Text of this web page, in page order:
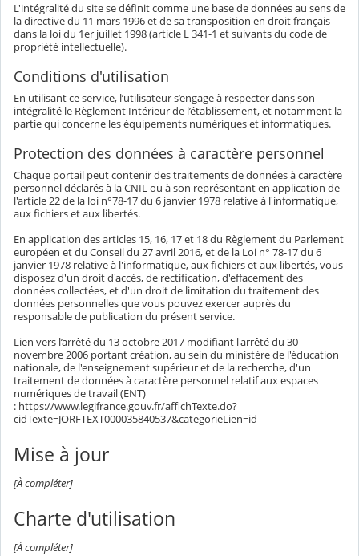
L'intégralité du site se définit comme une base de données au sens de
la directive du 11 mars 1996 et de sa transposition en droit français
dans la loi du 1er juillet 1998 (article L 341-1 et suivants du code de
propriété intellectuelle).
Conditions d'utilisation
En utilisant ce service, l’utilisateur s’engage à respecter dans son
intégralité le Règlement Intérieur de l’établissement, et notamment la
partie qui concerne les équipements numériques et informatiques.
Protection des données à caractère personnel
Chaque portail peut contenir des traitements de données à caractère
personnel déclarés à la CNIL ou à son représentant en application de
l'article 22 de la loi n°78-17 du 6 janvier 1978 relative à l'informatique,
aux fichiers et aux libertés.
En application des articles 15, 16, 17 et 18 du Règlement du Parlement
européen et du Conseil du 27 avril 2016, et de la Loi n° 78-17 du 6
janvier 1978 relative à l'informatique, aux fichiers et aux libertés, vous
disposez d'un droit d'accès, de rectification, d'effacement des
données collectées, et d'un droit de limitation du traitement des
données personnelles que vous pouvez exercer auprès du
responsable de publication du présent service.
Lien vers l’arrêté du 13 octobre 2017 modifiant l'arrêté du 30
novembre 2006 portant création, au sein du ministère de l'éducation
nationale, de l'enseignement supérieur et de la recherche, d'un
traitement de données à caractère personnel relatif aux espaces
numériques de travail (ENT)
: https://www.legifrance.gouv.fr/affichTexte.do?
cidTexte=JORFTEXT000035840537&categorieLien=id
Mise à jour
[À compléter]
Charte d'utilisation
[À compléter]